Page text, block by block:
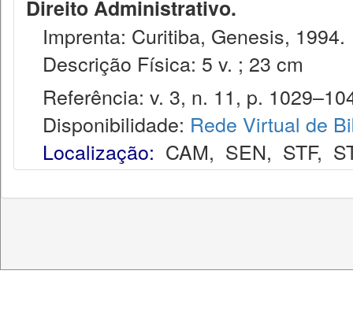
Direito Administrativo.
Imprenta: Curitiba, Genesis, 1994.
Descrição Física: 5 v. ; 23 cm
Referência: v. 3, n. 11, p.
Disponibilidade: Rede Virtual de
Localização: CAM, SEN, STF,